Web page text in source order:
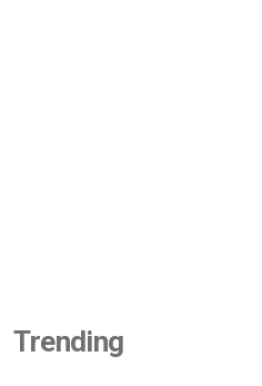
Trending